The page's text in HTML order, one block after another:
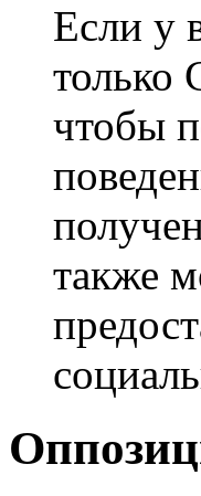
Если у
только
чтобы
также